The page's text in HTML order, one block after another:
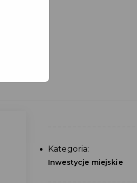
Kategoria:
Inwestycje miejskie